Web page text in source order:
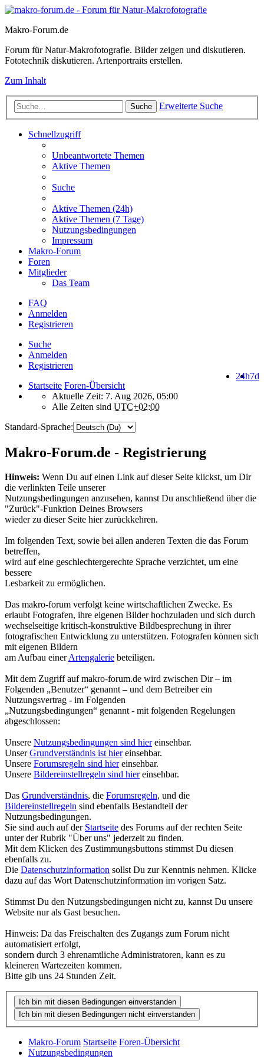
Makro-Forum.de
Forum für Natur-Makrofotografie. Bilder zeigen und diskutieren.
Fototechnik diskutieren. Artenportraits erstellen.
Zum Inhalt
Suche Erweiterte Suche
Schnellzugriff
Unbeantwortete Themen
Aktive Themen
Suche
Aktive Themen (24h)
Aktive Themen (7 Tage)
Nutzungsbedingungen
Impressum
Makro-Forum
Foren
Mitglieder
Das Team
FAQ
Anmelden
Registrieren
Suche
Anmelden
Registrieren
7d
24h
Startseite Foren-Übersicht
Aktuelle Zeit: 7. Aug 2026, 05:00
Alle Zeiten sind UTC+02:00
Standard-Sprache:
Makro-Forum.de - Registrierung
Hinweis: Wenn Du auf einen Link auf dieser Seite klickst, um Dir
die verlinkten Teile unserer
Nutzungsbedingungen anzusehen, kannst Du anschließend über die
"Zurück"-Funktion Deines Browsers
wieder zu dieser Seite hier zurückkehren.
Im folgenden Text, sowie bei allen anderen Texten die das Forum
betreffen,
wird auf eine geschlechtergerechte Sprache verzichtet, um eine
bessere
Lesbarkeit zu ermöglichen.
Das makro-forum verfolgt keine wirtschaftlichen Zwecke. Es
erlaubt Fotografen, ihre eigenen Bilder hochzuladen und sich durch
wechselseitige kritisch-konstruktive Bildbesprechung in ihrer
fotografischen Entwicklung zu unterstützen. Fotografen können sich
mit eigenen Bildern
am Aufbau einerArtengalerie beteiligen.
Mit dem Zugriff auf makro-forum.de wird zwischen Dir – im
Folgenden „Benutzer“ genannt – und dem Betreiber ein
Nutzungsvertrag - im Folgenden
„Nutzungsbedingungen“ genannt - mit folgenden Regelungen
abgeschlossen:
Unsere Nutzungsbedingungen sind hiereinsehbar.
UnserGrundverständnis ist hiereinsehbar.
Unsere Forumsregeln sind hiereinsehbar.
Unsere Bildereinstellregeln sind hiereinsehbar.
Das Grundverständnis, die Forumsregeln, und die
Bildereinstellregeln sind ebenfalls Bestandteil der
Nutzungsbedingungen.
Sie sind auch auf der Startseite des Forums auf der rechten Seite
unter der Rubrik "Über uns" jederzeit zu finden.
Mit dem Klicken des Zustimmungsbuttons stimmst Du diesen
ebenfalls zu.
Die Datenschutzinformation sollst Du zur Kenntnis nehmen. Klicke
dazu auf das Wort Datenschutzinformation im vorigen Satz.
Stimmst Du den Nutzungsbedingungen nicht zu, kannst Du unsere
Website nur als Gast besuchen.
Hinweis: Da das Freischalten des Zugangs zum Forum nicht
automatisiert erfolgt,
sondern durch 3 ehrenamtliche Administratoren, kann es zu
kleineren Wartezeiten kommen.
Bitte gib uns 24 Stunden Zeit.
Makro-Forum Startseite Foren-Übersicht
Nutzungsbedingungen